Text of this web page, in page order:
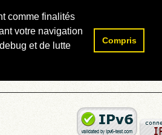
comme finalités
votre navigation
et de lutte
Compris
Rechercher :